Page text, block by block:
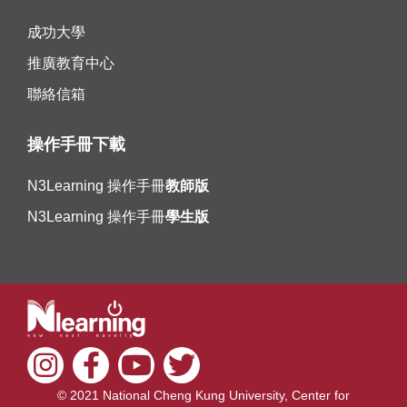
成功大學
推廣教育中心
聯絡信箱
操作手冊下載
N3Learning 操作手冊教師版
N3Learning 操作手冊學生版
© 2021 National Cheng Kung University, Center for